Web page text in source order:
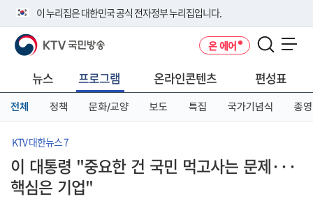
이 누리집은 대한민국 공식 전자정부 누리집입니다.
공식 누리집 주소 확인하기
니다.
이밖에 or.kr 또는 .kr등 다른 도메인 주소를 사용하고 있다면 아래 URL에
서 도메인 주소를 확인해 보세요
KTV 국민방송 온 에어
뉴스 프로그램 온라인콘텐츠 편성표
전체 정책 문화/교양 보도 특집 국가기념식 종영
KTV 대한뉴스 7
이 대통령 "중요한 건 국민 먹고사는 문제···
핵심은 기업"